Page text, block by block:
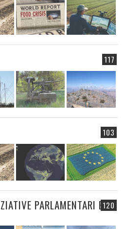
117
103
120
PARLAMENTARI E